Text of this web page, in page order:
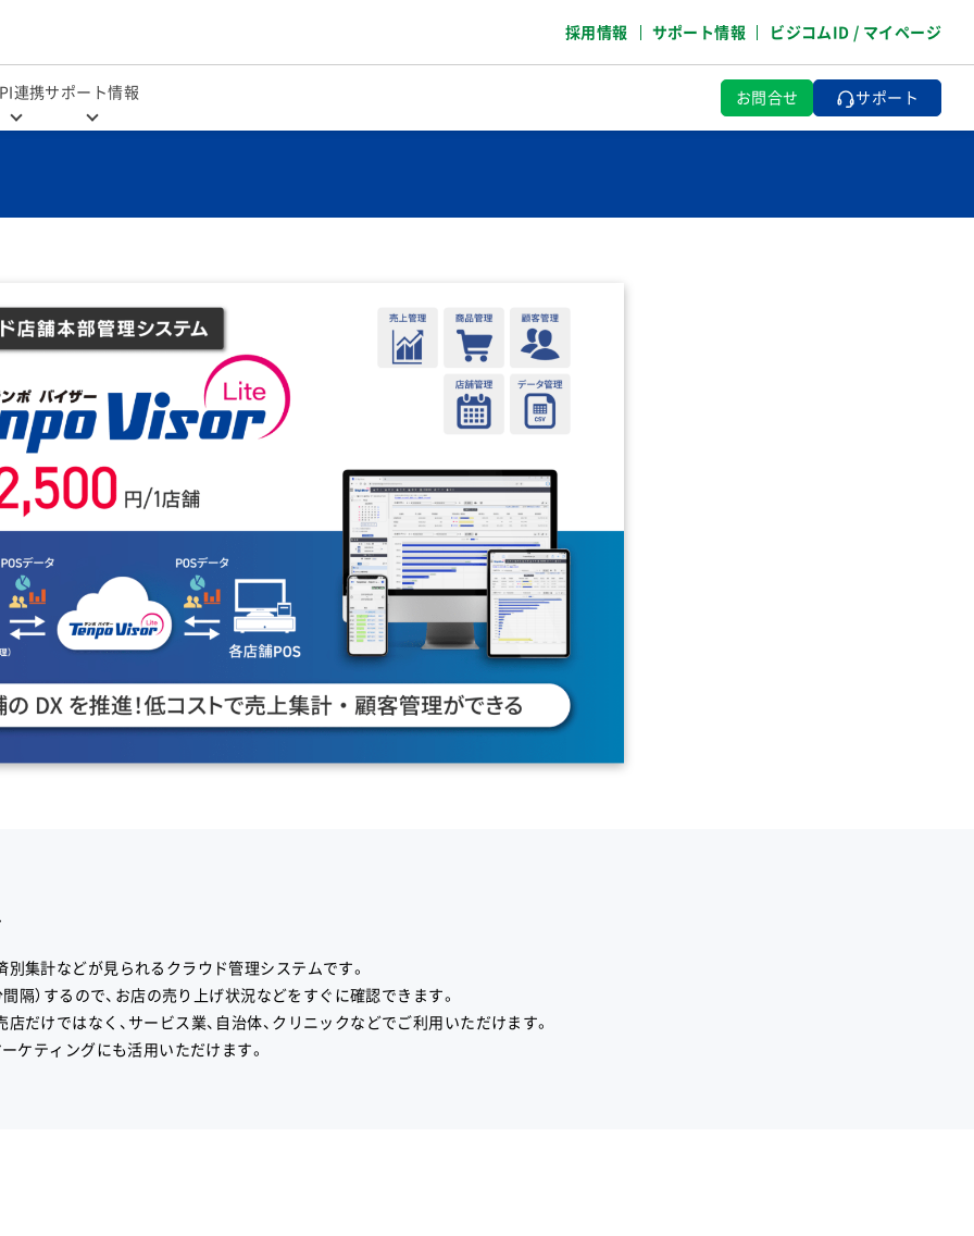
採用情報 サポート情報 ビジコムID / マイページ
連携サポート情報 お問合せ サポート
集計などが見られるクラウド管理システムです。
隔）するので、お店の売り上げ状況などをすぐに確認できます。
だけではなく、サービス業、自治体、クリニックなどでご利用いただけます。
ケティングにも活用いただけます。